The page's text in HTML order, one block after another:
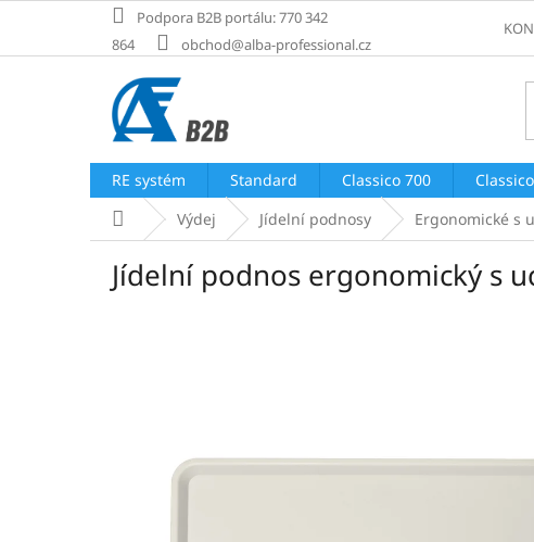
obsah
Podpora B2B portálu: 770 342
864
obchod@alba-professional.cz
RE systém Standard Classico 700
Domů Výdej Jídelní podnosy Ergonomické s
Jídelní podnos ergonomický s